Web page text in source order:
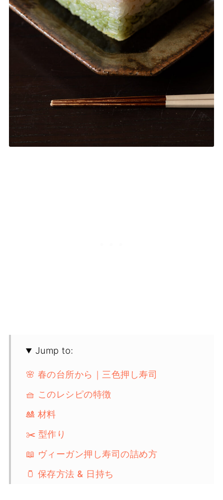
Jump to:
🌸 春の台所から｜三色押し寿司
🧺 このレシピの特徴
🎎 材料
✂️ 型作り
📖 ヴィーガン押し寿司の詰め方
🫙 保存方法 & 日持ち